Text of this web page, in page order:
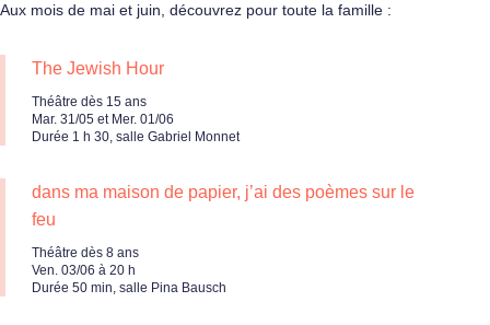
Aux mois de mai et juin, découvrez pour toute la famille :
The Jewish Hour
Théâtre dès 15 ans
Mar. 31/05 et Mer. 01/06
Durée 1 h 30, salle Gabriel Monnet
dans ma maison de papier, j’ai des poèmes sur le
feu
Théâtre dès 8 ans
Ven. 03/06 à 20 h
Durée 50 min, salle Pina Bausch